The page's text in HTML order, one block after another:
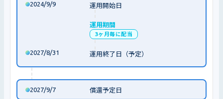
2024/9/9 運用開始日
運用期間
3ヶ月毎に配当
2027/8/31 運用終了日（予定）
2027/9/7 償還予定日